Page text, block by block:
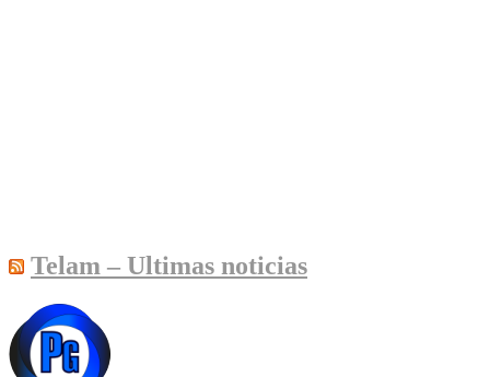
Telam – Ultimas noticias